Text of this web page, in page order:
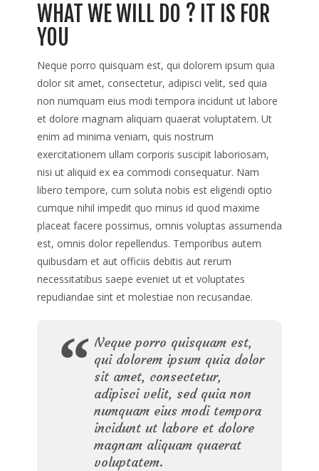
WHAT WE WILL DO ? IT IS FOR
YOU
Neque porro quisquam est, qui dolorem ipsum quia
dolor sit amet, consectetur, adipisci velit, sed quia
non numquam eius modi tempora incidunt ut labore
et dolore magnam aliquam quaerat voluptatem. Ut
enim ad minima veniam, quis nostrum
exercitationem ullam corporis suscipit laboriosam,
nisi ut aliquid ex ea commodi consequatur. Nam
libero tempore, cum soluta nobis est eligendi optio
cumque nihil impedit quo minus id quod maxime
placeat facere possimus, omnis voluptas assumenda
est, omnis dolor repellendus. Temporibus autem
quibusdam et aut officiis debitis aut rerum
necessitatibus saepe eveniet ut et voluptates
repudiandae sint et molestiae non recusandae.
Neque porro quisquam est,
qui dolorem ipsum quia dolor
sit amet, consectetur,
adipisci velit, sed quia non
numquam eius modi tempora
incidunt ut labore et dolore
magnam aliquam quaerat
voluptatem.